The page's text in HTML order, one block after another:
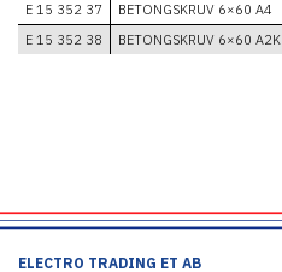
E 15 352 37 BETONGSKRUV 6×60 A4
E 15 352 38
BETONGSKRUV 6×60 A2K
ELECTRO TRADING ET AB